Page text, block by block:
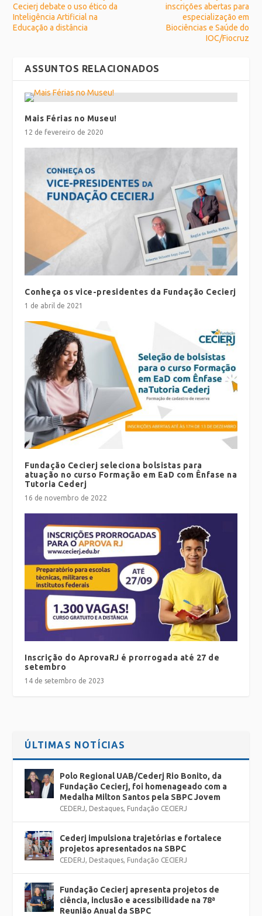
Cecierj debate o uso ético da
Inteligência Artificial na
Educação a distância
inscrições abertas para
especialização em
Biociências e Saúde do
IOC/Fiocruz
ASSUNTOS RELACIONADOS
Mais Férias no Museu!
12 de fevereiro de 2020
Conheça os vice-presidentes da Fundação Cecierj
1 de abril de 2021
Fundação Cecierj seleciona bolsistas para
atuação no curso Formação em EaD com Ênfase na
Tutoria Cederj
16 de novembro de 2022
Inscrição do AprovaRJ é prorrogada até 27 de
setembro
14 de setembro de 2023
ÚLTIMAS NOTÍCIAS
Polo Regional UAB/Cederj Rio Bonito, da
Fundação Cecierj, foi homenageado com a
Medalha Milton Santos pela SBPC Jovem
CEDERJ, Destaques, Fundação CECIERJ
Cederj impulsiona trajetórias e fortalece
projetos apresentados na SBPC
CEDERJ, Destaques, Fundação CECIERJ
Fundação Cecierj apresenta projetos de
ciência, inclusão e acessibilidade na 78ª
Reunião Anual da SBPC